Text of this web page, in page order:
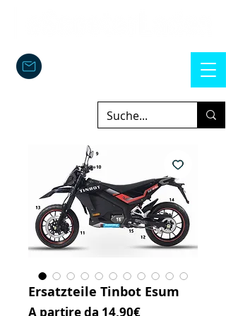
Ersatzteile Tinbot Esum
A partire da 14,90€Prezzo scontato